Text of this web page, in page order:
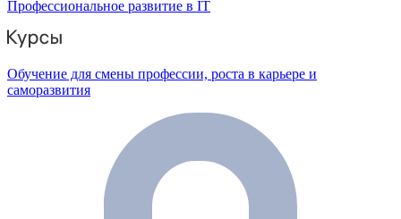
Профессиональное развитие в IT
Обучение для смены профессии, роста в карьере и
саморазвития